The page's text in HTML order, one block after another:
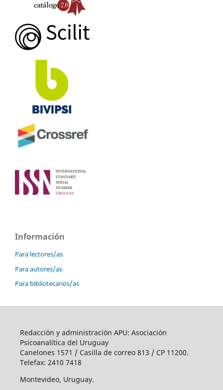
Información
Para lectores/as
Para autores/as
Para bibliotecarios/as
Redacción y administración APU: Asociación
Psicoanalítica del Uruguay
Canelones 1571 / Casilla de correo 813 / CP 11200.
Telefax: 2410 7418
Montevideo, Uruguay.